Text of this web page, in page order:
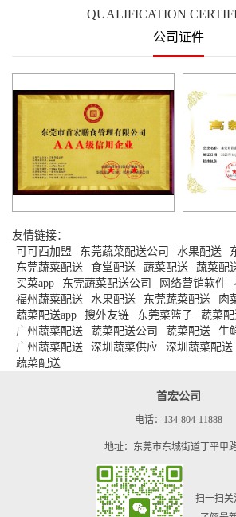
QUALIFICATION
公司证件
友情链接：
可可西加盟
东莞蔬菜配送公司 水果配送
东莞蔬菜配送
食堂配送 蔬菜配送 蔬菜配
买菜app
东莞蔬菜配送公司 网络营销软件
福州蔬菜配送
水果配送 东莞蔬菜配送 肉
蔬菜配送app
搜外友链 东莞菜篮子 蔬菜配
广州蔬菜配送
蔬菜配送公司 蔬菜配送
生
广州蔬菜配送
深圳蔬菜供应 深圳蔬菜配送
蔬菜配送
首宏公司
电话：134-804-11888
地址：东莞市东城街道丁平甲
扫一扫关